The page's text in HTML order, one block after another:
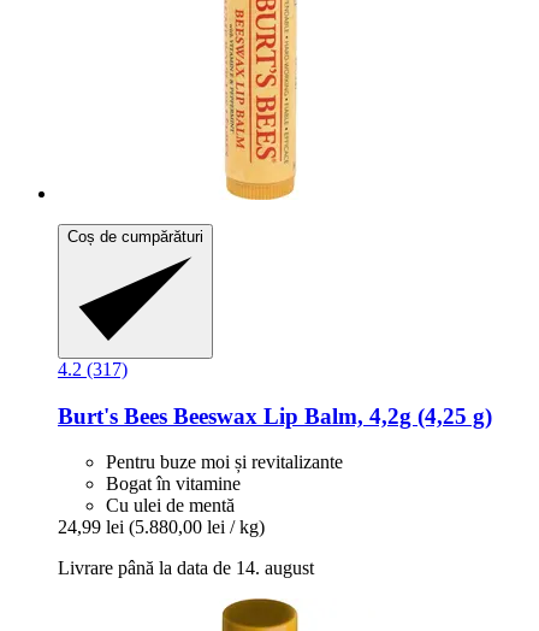
Coș de cumpărături
4.2 (317)
Burt's Bees Beeswax Lip Balm, 4,2g (4,25 g)
Pentru buze moi și revitalizante
Bogat în vitamine
Cu ulei de mentă
24,99 lei (5.880,00 lei / kg)
Livrare până la data de 14. august